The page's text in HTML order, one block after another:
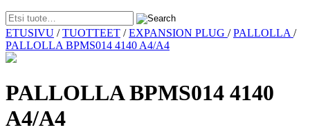
Skip
to
content
ETUSIVU /TUOTTEET /EXPANSION PLUG /PALLOLLA /
PALLOLLA BPMS014 4140 A4/A4
PALLOLLA BPMS014 4140
A4/A4